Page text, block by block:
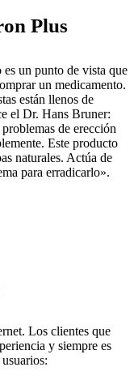
Plus
un punto de vista que
un medicamento.
están llenos de
el Dr. Hans Bruner:
de erección
Este producto
naturales. Actúa de
para erradicarlo».
Los clientes que
y siempre es